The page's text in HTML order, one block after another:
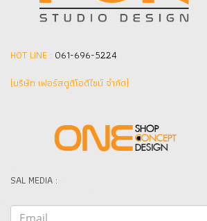
HOT LINE : 061-696-5224
(บริษัท เฟอร์สตูดิโอดีไซน์ จำกัด]
SAL MEDIA :